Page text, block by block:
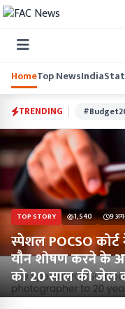
HomeTop NewsIndia
TRENDING
TOP STORY 1,540 9
स्पेशल POCSO
यौन शोषण करने के
को 20 साल की जेल